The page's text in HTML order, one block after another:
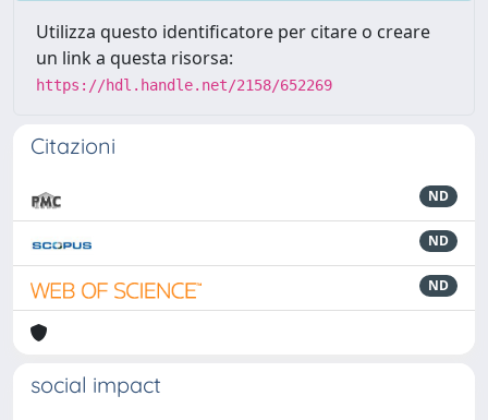
Utilizza questo identificatore per citare o creare
un link a questa risorsa:
https://hdl.handle.net/2158/652269
Citazioni
ND
ND
ND
social impact